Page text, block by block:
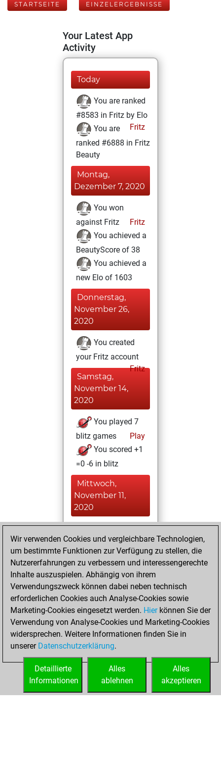
STARTSEITE EINZELERGEBNISSE
Your Latest App
Activity
Today
You are ranked
#8583 in Fritz by Elo
Fritz
You are
ranked #6888 in Fritz
Beauty
Montag,
Dezember 7, 2020
You won
against Fritz
Fritz
You achieved a
BeautyScore of 38
You achieved a
new Elo of 1603
Donnerstag,
November 26,
2020
You created
your Fritz account
Fritz
Samstag,
November 14,
2020
You played 7
blitz games
Play
You scored +1
=0 -6 in blitz
Mittwoch,
November 11,
2020
You played 3
slow games
Play
You scored +2
=0 -1 in slow games
Montag, Juni 8,
2020
You played 1
bullet games
Play
You scored +1
=0 -0 in bullet
Wir verwenden Cookies und vergleichbare Technologien,
um bestimmte Funktionen zur Verfügung zu stellen, die
Nutzererfahrungen zu verbessern und interessengerechte
Inhalte auszuspielen. Abhängig von ihrem
Verwendungszweck können dabei neben technisch
erforderlichen Cookies auch Analyse-Cookies sowie
Marketing-Cookies eingesetzt werden. Hierkönnen Sie der
Verwendung von Analyse-Cookies und Marketing-Cookies
widersprechen. Weitere Informationen finden Sie in
unserer Datenschutzerklärung.
Alles
akzeptieren
Alles
ablehnen
Detaillierte
Informationen